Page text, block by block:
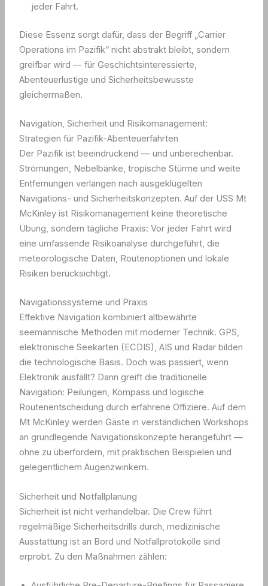
jeder Fahrt.
Diese Essenz sorgt dafür, dass der Begriff „Carrier
Operations im Pazifik“ nicht abstrakt bleibt, sondern
greifbar wird — für Geschichtsinteressierte,
Abenteuerlustige und Sicherheitsbewusste
gleichermaßen.
Navigation, Sicherheit und Risikomanagement:
Strategien für Pazifik-Abenteuerfahrten
Der Pazifik ist beeindruckend — und unberechenbar.
Strömungen, Nebelbänke, tropische Stürme und weite
Entfernungen verlangen nach ausgeklügelten
Navigations- und Sicherheitskonzepten. Auf der USS Mt
McKinley ist Risikomanagement keine theoretische
Übung, sondern tägliche Praxis: Vor jeder Fahrt wird
eine umfassende Risikoanalyse durchgeführt, die
meteorologische Daten, Routenoptionen und lokale
Risiken berücksichtigt.
Navigationssysteme und Praxis
Effektive Navigation kombiniert altbewährte
seemännische Methoden mit moderner Technik. GPS,
elektronische Seekarten (ECDIS), AIS und Radar bilden
die technologische Basis. Doch was passiert, wenn
Elektronik ausfällt? Dann greift die traditionelle
Navigation: Peilungen, Kompass und logische
Routenentscheidung durch erfahrene Offiziere. Auf dem
Mt McKinley werden Gäste in verständlichen Workshops
an grundlegende Navigationskonzepte herangeführt —
ohne zu überfordern, mit praktischen Beispielen und
gelegentlichem Augenzwinkern.
Sicherheit und Notfallplanung
Sicherheit ist nicht verhandelbar. Die Crew führt
regelmäßige Sicherheitsdrills durch, medizinische
Ausstattung ist an Bord und Notfallprotokolle sind
erprobt. Zu den Maßnahmen zählen: